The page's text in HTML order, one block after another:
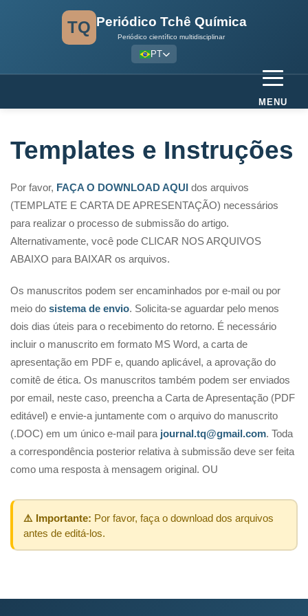
TQ Periódico Tchê Química
Periódico científico multidisciplinar
PT
MENU
Templates e Instruções
Por favor, FAÇA O DOWNLOAD AQUI dos arquivos
(TEMPLATE E CARTA DE APRESENTAÇÃO) necessários
para realizar o processo de submissão do artigo.
Alternativamente, você pode CLICAR NOS ARQUIVOS
ABAIXO para BAIXAR os arquivos.
Os manuscritos podem ser encaminhados por e-mail ou por
meio do sistema de envio. Solicita-se aguardar pelo menos
dois dias úteis para o recebimento do retorno. É necessário
incluir o manuscrito em formato MS Word, a carta de
apresentação em PDF e, quando aplicável, a aprovação do
comitê de ética. Os manuscritos também podem ser enviados
por email, neste caso, preencha a Carta de Apresentação (PDF
editável) e envie-a juntamente com o arquivo do manuscrito
(.DOC) em um único e-mail para journal.tq@gmail.com. Toda
a correspondência posterior relativa à submissão deve ser feita
como uma resposta à mensagem original. OU
⚠️ Importante: Por favor, faça o download dos arquivos
antes de editá-los.